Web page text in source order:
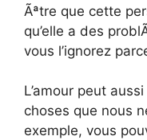
Ãªtre que cette
qu’elle a des
vous l’ignorez
L’amour peut
choses que nous
exemple, vous